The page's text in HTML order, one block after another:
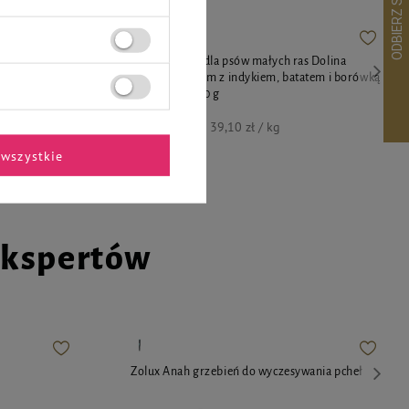
Mokra karma dla psów małych ras Dolina
Noteci Premium z indykiem, batatem i borówką
zestaw 10 x 100 g
39,10 zł / kg
Zolux Anah grzebień do wyczesywania pcheł